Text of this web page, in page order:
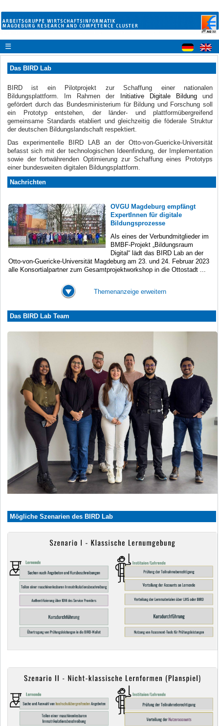
☰
Das BIRD Lab
BIRD ist ein Pilotprojekt zur Schaffung einer nationalen
Bildungsplattform . Im Rahmen der Initiative Digitale Bildungund
gefördert durch das Bundesministerium für Bildung und Forschungsoll
ein Prototyp entstehen, der länder- und plattformübergreifend
gemeinsame Standards etabliert und gleichzeitig die föderale Struktur
der deutschen Bildungslandschaft respektiert.
Das experimentelle BIRD LAB an der Otto-von-Guericke-Universität
befasst sich mit der technologischen Ideenfindung, der Implementation
sowie der fortwährenden Optimierung zur Schaffung eines Prototyps
einer bundesweiten digitalen Bildungsplattform.
Nachrichten
OVGU Magdeburg empfängt
ExpertInnen für digitale
Bildungsprozesse
Als eines der Verbundmitglieder im
BMBF-Projekt „Bildungsraum
Digital“ lädt das BIRD Lab an der
Otto-von-Guericke-Universität Magdeburg am 23. und 24. Februar 2023
alle Konsortialpartner zum Gesamtprojektworkshop in die Ottostadt ...
Themenanzeige erweitern
Das BIRD Lab Team
Mögliche Szenarien des BIRD Lab